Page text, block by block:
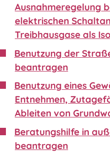
Ausnahmeregelung
elektrischen
Treibhausgase als
Benutzung der
beantragen
Benutzung eines
Entnehmen,
Ableiten von
Beratungshilfe in
beantragen